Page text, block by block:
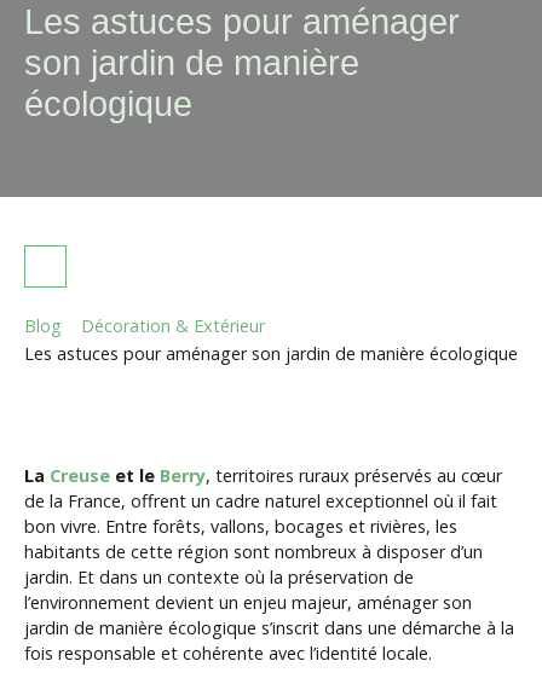
Les astuces pour aménager
son jardin de manière
écologique
Blog
Décoration & Extérieur
Les astuces pour aménager son jardin de manière écologique
La Creuse et le Berry, territoires ruraux préservés au cœur
de la France, offrent un cadre naturel exceptionnel où il fait
bon vivre. Entre forêts, vallons, bocages et rivières, les
habitants de cette région sont nombreux à disposer d’un
jardin. Et dans un contexte où la préservation de
l’environnement devient un enjeu majeur, aménager son
jardin de manière écologique s’inscrit dans une démarche à la
fois responsable et cohérente avec l’identité locale.